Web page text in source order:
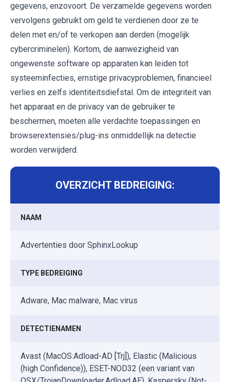
gegevens, enzovoort. De verzamelde gegevens worden
vervolgens gebruikt om geld te verdienen door ze te
delen met en/of te verkopen aan derden (mogelijk
cybercriminelen). Kortom, de aanwezigheid van
ongewenste software op apparaten kan leiden tot
systeeminfecties, ernstige privacyproblemen, financieel
verlies en zelfs identiteitsdiefstal. Om de integriteit van
het apparaat en de privacy van de gebruiker te
beschermen, moeten alle verdachte toepassingen en
browserextensies/plug-ins onmiddellijk na detectie
worden verwijderd.
OVERZICHT BEDREIGING:
NAAM
Advertenties door SphinxLookup
TYPE BEDREIGING
Adware, Mac malware, Mac virus
DETECTIENAMEN
Avast (MacOS:Adload-AD [Trj]), Elastic (Malicious
(high Confidence)), ESET-NOD32 (een variant van